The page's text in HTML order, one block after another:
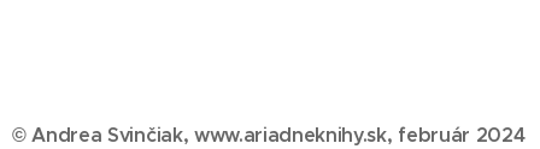
© Andrea Svinčiak, www.ariadneknihy.sk, február 2024